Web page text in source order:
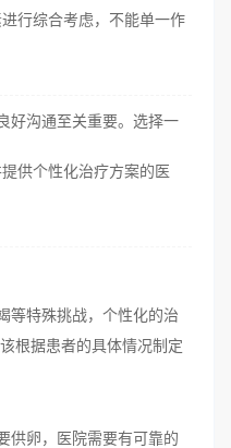
行综合考虑，不能单一作
好沟通至关重要。选择一
供个性化治疗方案的医
等特殊挑战，个性化的治
根据患者的具体情况制定
供卵，医院需要有可靠的